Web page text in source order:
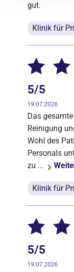
gut.
Klinik für
5/5
19.07.2026
Das
Reinigung
Wohl des
Personals
zu ...
Klinik für
5/5
19.07.2026